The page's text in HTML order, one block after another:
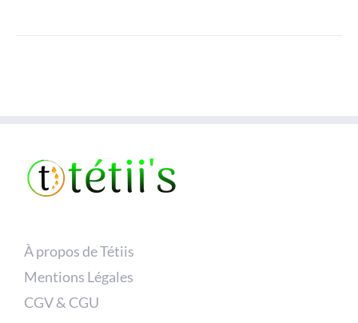
À propos de Tétiis
Mentions Légales
CGV & CGU